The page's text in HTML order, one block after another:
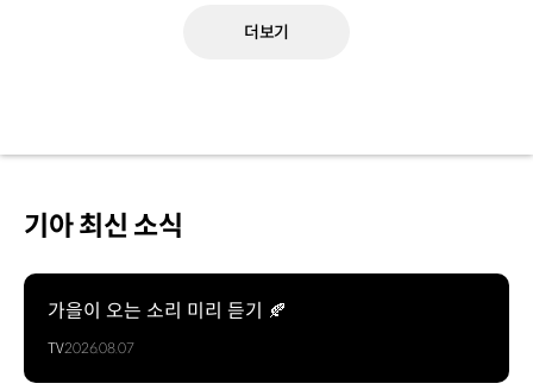
더보기
기아 최신 소식
가을이 오는 소리 미리 듣기 🍂
TV2026.08.07